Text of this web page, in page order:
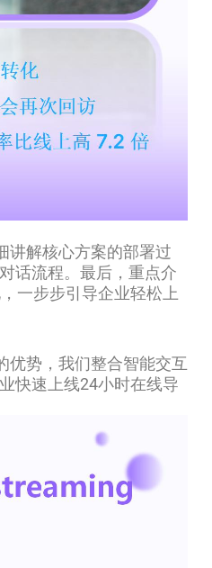
讲解核心方案的部署过
话流程。最后，重点介
一步步引导企业轻松上
优势，我们整合智能交互
快速上线24小时在线导